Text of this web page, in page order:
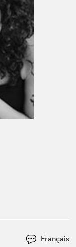
Français